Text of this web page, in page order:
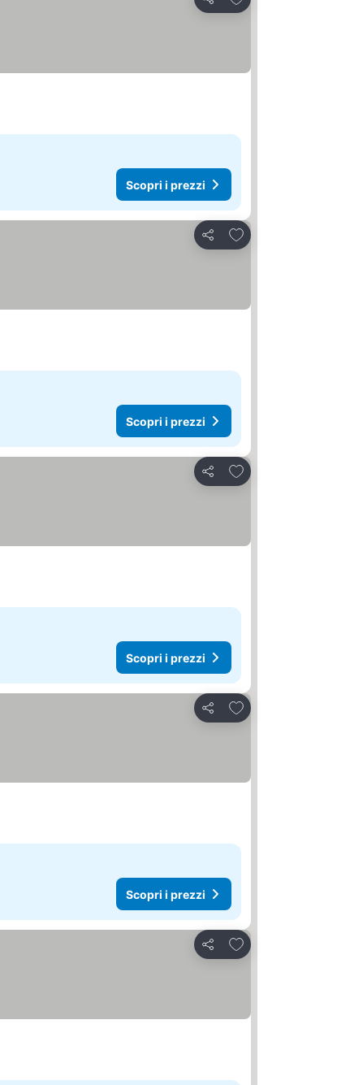
Condividi
Scopri i prezzi
Condividi
Aggiungi ai preferiti
Scopri i prezzi
Condividi
Aggiungi ai preferiti
Scopri i prezzi
Condividi
Aggiungi ai preferiti
Scopri i prezzi
Condividi
Aggiungi ai preferiti